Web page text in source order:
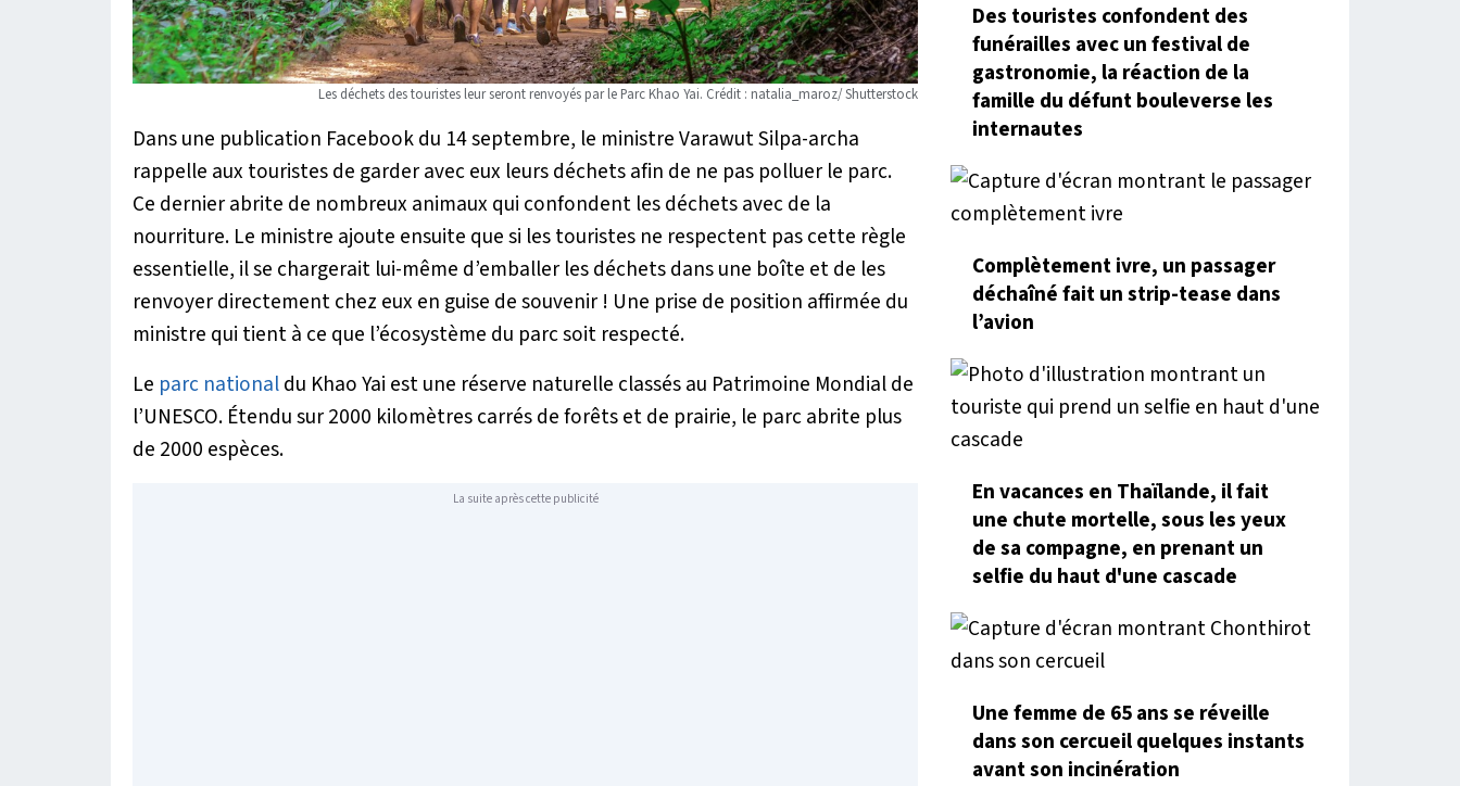
Les déchets des touristes leur seront renvoyés par le Parc Khao Yai. Crédit : natalia_maroz/ Shutterstock
Dans une publication Facebook du 14 septembre, le ministre Varawut Silpa-archa
rappelle aux touristes de garder avec eux leurs déchets afin de ne pas polluer le parc.
Ce dernier abrite de nombreux animaux qui confondent les déchets avec de la
nourriture. Le ministre ajoute ensuite que si les touristes ne respectent pas cette règle
essentielle, il se chargerait lui-même d’emballer les déchets dans une boîte et de les
renvoyer directement chez eux en guise de souvenir ! Une prise de position affirmée du
ministre qui tient à ce que l’écosystème du parc soit respecté.
Le parc nationaldu Khao Yai est une réserve naturelle classés au Patrimoine Mondial de
l’UNESCO. Étendu sur 2000 kilomètres carrés de forêts et de prairie, le parc abrite plus
de 2000 espèces.
La suite après cette publicité
Des touristes confondent des
funérailles avec un festival de
gastronomie, la réaction de la
famille du défunt bouleverse les
internautes
Complètement ivre, un passager
déchaîné fait un strip-tease dans
l’avion
En vacances en Thaïlande, il fait
une chute mortelle, sous les yeux
de sa compagne, en prenant un
selfie du haut d'une cascade
Une femme de 65 ans se réveille
dans son cercueil quelques instants
avant son incinération